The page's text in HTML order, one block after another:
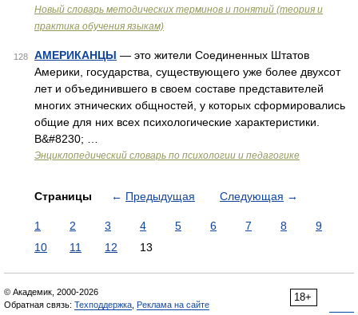
Новый словарь методических терминов и понятий (теория и
практика обучения языкам)
128 АМЕРИКАНЦЫ — это жители Соединенных Штатов
Америки, государства, существующего уже более двухсот
лет и объединившего в своем составе представителей
многих этнических общностей, у которых сформировались
общие для них всех психологические характеристики.
В&#8230; …
Энциклопедический словарь по психологии и педагогике
Страницы ← Предыдущая Следующая →
1 2 3 4 5 6 7 8
9
10
11 12 13
18+
© Академик, 2000-2026
Обратная связь: Техподдержка Реклама на сайте